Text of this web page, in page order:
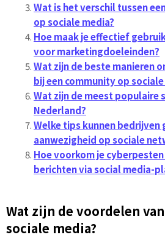
Wat is het verschil tussen
op sociale media?
Hoe maak je effectief
voor marketingdoeleinden?
Wat zijn de beste manieren
bij een community op sociale
Wat zijn de meest populaire
Nederland?
Welke tips kunnen bedrijven
aanwezigheid op sociale
Hoe voorkom je
berichten via social media-
Wat zijn de voordelen
sociale media?